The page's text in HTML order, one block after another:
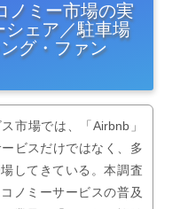
ノミー市場の実
ェア／駐車場
グ・ファン
市場では、「Airbnb」
ビスだけではなく、多
してきている。本調査
ノミーサービスの普及